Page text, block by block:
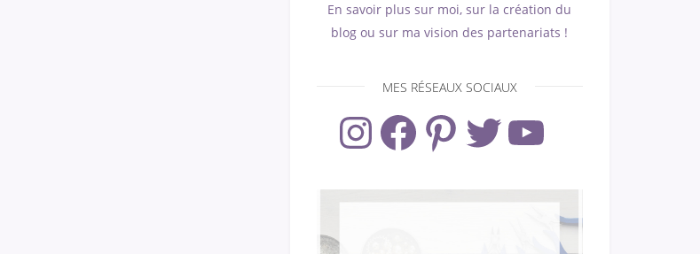
En savoir plus sur moi, sur la création du
blog ou sur ma vision des partenariats !
MES RÉSEAUX SOCIAUX
InstagramFacebookPinterestTwitter YouTube